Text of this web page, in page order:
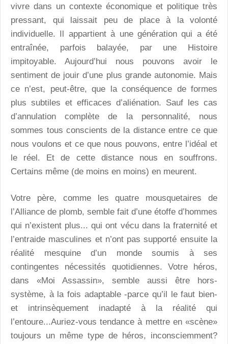
vivre dans un contexte économique et politique très
pressant, qui laissait peu de place à la volonté
individuelle. Il appartient à une génération qui a été
entraînée, parfois balayée, par une Histoire
impitoyable. Aujourd’hui nous pouvons avoir le
sentiment de jouir d’une plus grande autonomie. Mais
ce n’est, peut-être, que la conséquence de formes
plus subtiles et efficaces d’aliénation. Sauf les cas
d’annulation complète de la personnalité, nous
sommes tous conscients de la distance entre ce que
nous voulons et ce que nous pouvons, entre l’idéal et
le réel. Et de cette distance nous en souffrons.
Certains même (de moins en moins) en meurent.
Votre père, comme les quatre mousquetaires de
l’Alliance de plomb, semble fait d’une étoffe d’hommes
qui n’existent plus... qui ont vécu dans la fraternité et
l’entraide masculines et n’ont pas supporté ensuite la
réalité mesquine d’un monde soumis à ses
contingentes nécessités quotidiennes. Votre héros,
dans «Moi Assassin», semble aussi être hors-
système, à la fois adaptable -parce qu’il le faut bien-
et intrinsèquement inadapté à la réalité qui
l’entoure...Auriez-vous tendance à mettre en «scène»
toujours un même type de héros, inconsciemment?